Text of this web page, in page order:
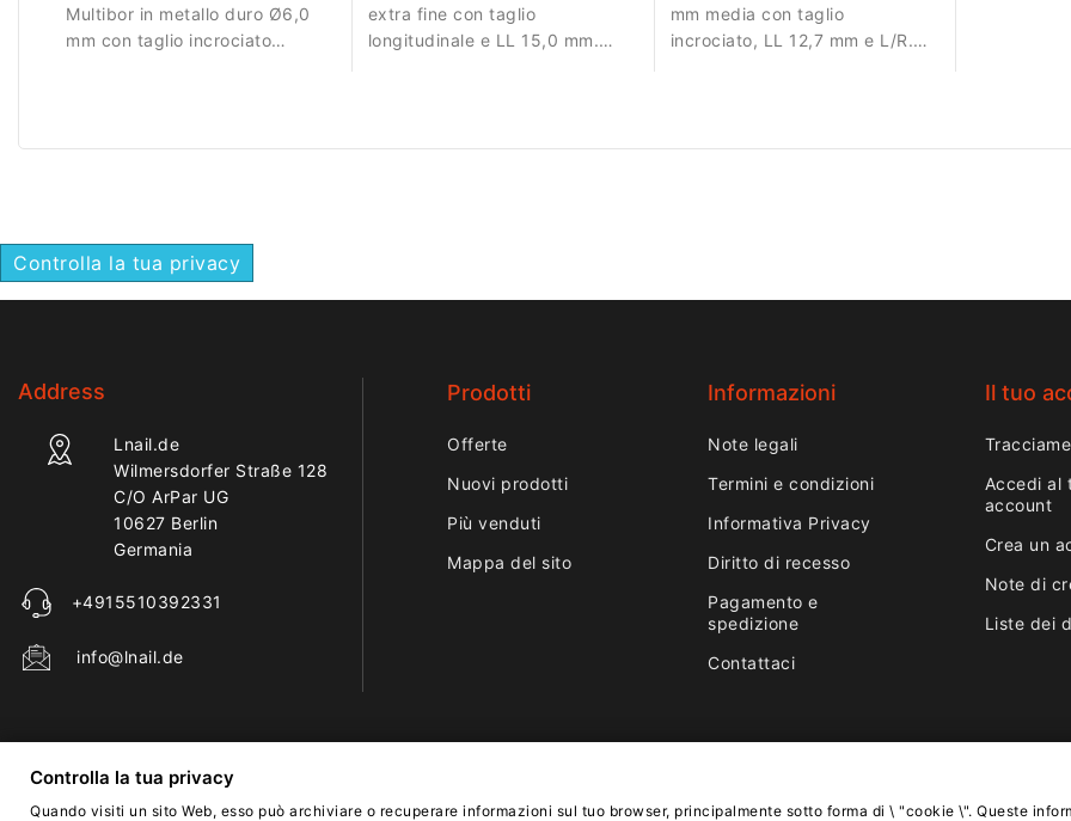
Multibor in metallo duro Ø6,0
mm con taglio incrociato
extra fine con taglio
longitudinale e LL 15,0 mm.
mm media con taglio
incrociato, LL 12,7 mm e L/R.
Controlla la tua privacy
Address
Lnail.de
Wilmersdorfer Straße 128
C/O ArPar UG
10627 Berlin
Germania
+4915510392331
info@lnail.de
Prodotti
Offerte
Nuovi prodotti
Più venduti
Mappa del sito
Informazioni
Note legali
Termini e condizioni
Informativa Privacy
Diritto di recesso
Pagamento e
spedizione
Contattaci
Il tuo
Accedi al
account
Crea un
Note di
Liste dei
Italiano Copyright © Lnail.de 2016-2026. Tutti i diritti riservati.
Controlla la tua privacy
Quando visiti un sito Web, esso può archiviare o recuperare informazioni sul tuo browser, principalmente sotto forma di \ "cookie \". Queste